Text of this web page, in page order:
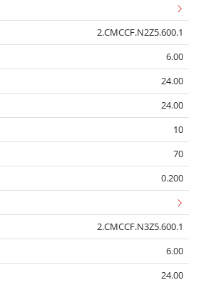
2.CMCCF.N2Z5.600.1
6.00
24.00
24.00
10
70
0.200
2.CMCCF.N3Z5.600.1
6.00
24.00